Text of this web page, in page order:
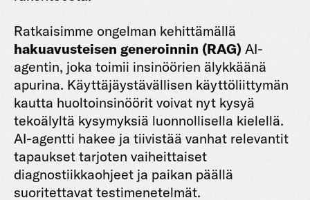
Ratkaisimme ongelman kehittämällä
hakuavusteisen generoinnin (RAG) AI-
agentin, joka toimii insinöörien älykkäänä
apurina. Käyttäjäystävällisen käyttöliittymän
kautta huoltoinsinöörit voivat nyt kysyä
tekoälyltä kysymyksiä luonnollisella kielellä.
AI-agentti hakee ja tiivistää vanhat relevantit
tapaukset tarjoten vaiheittaiset
diagnostiikkaohjeet ja paikan päällä
suoritettavat testimenetelmät.